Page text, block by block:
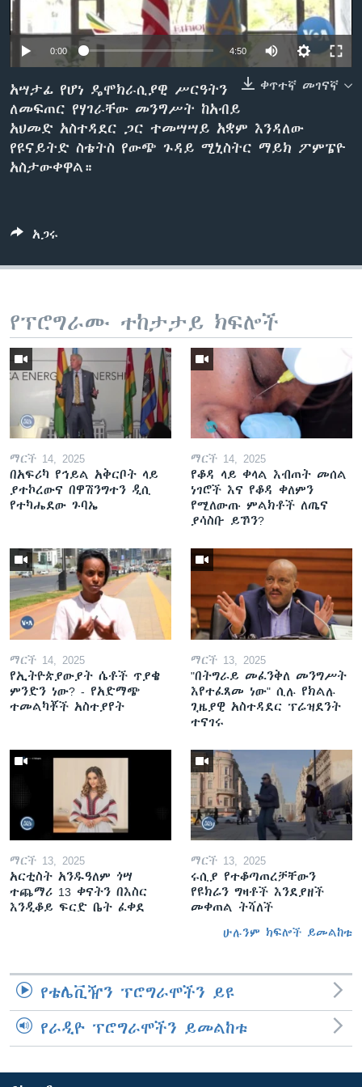
ቋንቋዎች
0:00 4:50
ቀጥተኛ መገናኛ
አሣታፊ የሆነ ዴሞክራሲያዊ ሥርዓትን
ለመፍጠር የሃገራቸው መንግሥት ከአብይ
አህመድ አስተዳደር ጋር ተመሣሣይ አቋም እንዳለው
የዩናይትድ ስቴትስ የውጭ ጉዳይ ሚኒስትር ማይክ ፖምፔዮ
አስታውቀዋል።
አጋሩ
የፕሮግራሙ ተከታታይ ክፍሎች
ማርች 14, 2025
በአፍሪካ የኅይል አቅርቦት ላይ
ያተኮረውና በዋሽንግተን ዲሲ
የተካሔደው ጉባኤ
ማርች 14, 2025
የቆዳ ላይ ቀላል እብጠት መሰል
ነገሮች እና የቆዳ ቀለምን
የሚለውጡ ምልክቶች ለጤና
ያሳስቡ ይኾን?
ማርች 14, 2025
የኢትዮጵያውያት ሴቶች ጥያቄ
ምንድን ነው? - የአድማጭ
ተመልካቾች አስተያየት
ማርች 13, 2025
"በትግራይ መፈንቅለ መንግሥት
እየተፈጸመ ነው" ሲሉ የክልሉ
ጊዜያዊ አስተዳደር ፕሬዝደንት
ተናገሩ
ማርች 13, 2025
አርቲስት አንዱዓለም ጎሣ
ተጨማሪ 13 ቀናትን በእስር
እንዲቆይ ፍርድ ቤት ፈቀደ
ማርች 13, 2025
ሩሲያ የተቆጣጠረቻቸውን
የዩክሬን ግዛቶች እንደያዘች
መቀጠል ትሻለች
ሁሉንም ክፍሎች ይመልከቱ
የቴሌቪዥን ፕሮግራሞችን ይዩ
የራዲዮ ፕሮግራሞችን ይመልከቱ